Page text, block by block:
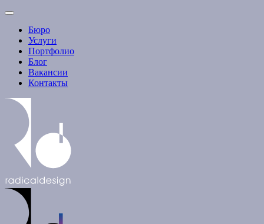
Бюро
Услуги
Портфолио
Блог
Вакансии
Контакты